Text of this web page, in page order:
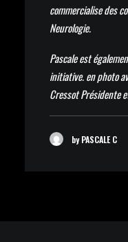
commercialise des
Neurologie.
Pascale est
initiative. en photo
Cressot Présidente
by PASCALE C